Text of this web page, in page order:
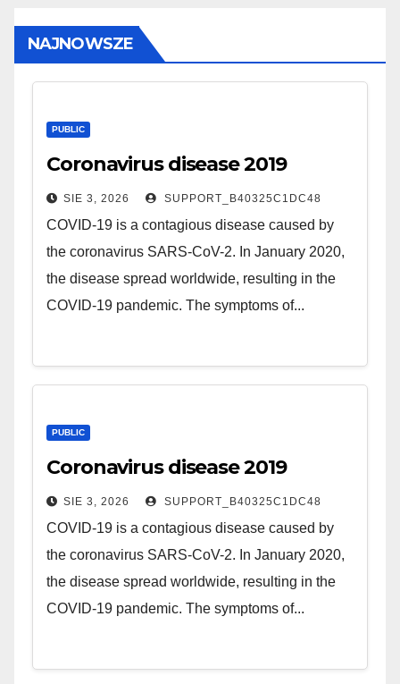
NAJNOWSZE
PUBLIC
Coronavirus disease 2019
SIE 3, 2026 SUPPORT_B40325C1DC48
COVID-19 is a contagious disease caused by
the coronavirus SARS-CoV-2. In January 2020,
the disease spread worldwide, resulting in the
COVID-19 pandemic. The symptoms of...
PUBLIC
Coronavirus disease 2019
SIE 3, 2026 SUPPORT_B40325C1DC48
COVID-19 is a contagious disease caused by
the coronavirus SARS-CoV-2. In January 2020,
the disease spread worldwide, resulting in the
COVID-19 pandemic. The symptoms of...